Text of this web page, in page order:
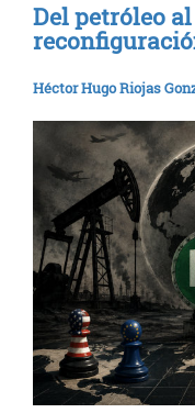
Del petróleo
Héctor Hugo Riojas